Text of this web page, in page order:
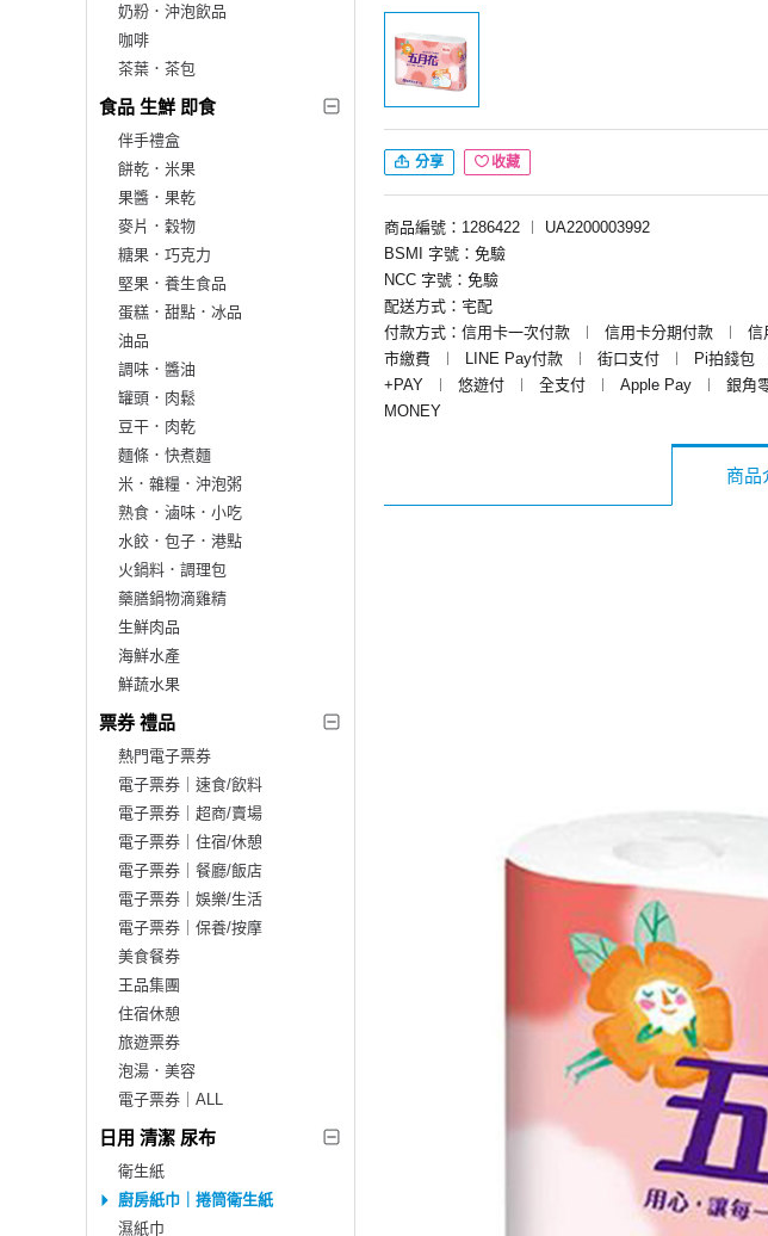
奶粉．沖泡飲品
咖啡
茶葉．茶包
食品 生鮮 即食
伴手禮盒
餅乾．米果
果醬．果乾
麥片．穀物
糖果．巧克力
堅果．養生食品
蛋糕．甜點．冰品
油品
調味．醬油
罐頭．肉鬆
豆干．肉乾
麵條．快煮麵
米．雜糧．沖泡粥
熟食．滷味．小吃
水餃．包子．港點
火鍋料．調理包
藥膳鍋物滴雞精
生鮮肉品
海鮮水產
鮮蔬水果
票券 禮品
熱門電子票券
電子票券｜速食/飲料
電子票券｜超商/賣場
電子票券｜住宿/休憩
電子票券｜餐廳/飯店
電子票券｜娛樂/生活
電子票券｜保養/按摩
美食餐券
王品集團
住宿休憩
旅遊票券
泡湯．美容
電子票券｜ALL
日用 清潔 尿布
衛生紙
廚房紙巾｜捲筒衛生紙
濕紙巾
分享 收藏
商品編號：1286422 ︱
UA2200003992
BSMI 字號：免驗
NCC 字號：免驗
配送方式：宅配
付款方式：信用卡一次付款
︱ 信用卡分期付款 ︱ 信
市繳費
︱ LINE Pay付款 ︱ 街口支付 ︱ Pi拍錢包
+PAY
︱ 悠遊付 ︱ 全支付 ︱ Apple Pay ︱ 銀角
MONEY
商品